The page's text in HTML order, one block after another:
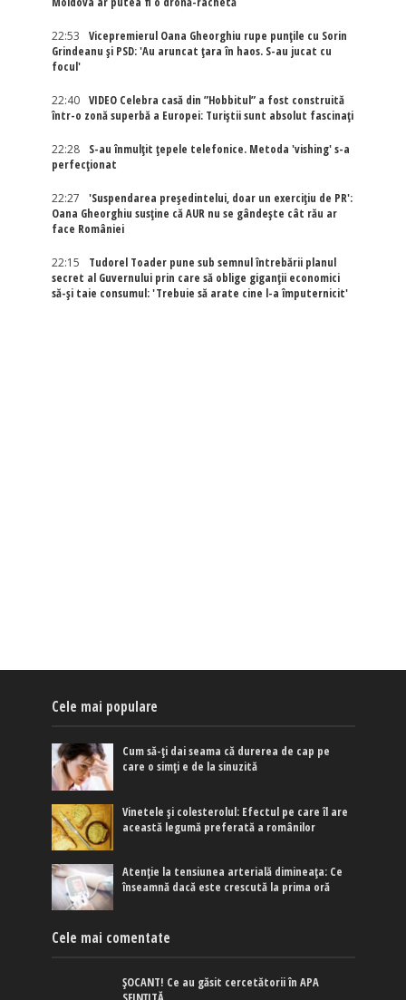
22:53
Vicepremierul Oana Gheorghiu rupe punțile cu Sorin
Grindeanu și PSD: 'Au aruncat țara în haos. S-au jucat cu
focul'
22:40
VIDEO Celebra casă din ”Hobbitul” a fost construită
într-o zonă superbă a Europei: Turiștii sunt absolut fascinați
22:28
S-au înmulțit țepele telefonice. Metoda 'vishing' s-a
perfecționat
22:27
'Suspendarea președintelui, doar un exercițiu de PR':
Oana Gheorghiu susține că AUR nu se gândește cât rău ar
face României
22:15
Tudorel Toader pune sub semnul întrebării planul
secret al Guvernului prin care să oblige giganții economici
să-și taie consumul: 'Trebuie să arate cine l-a împuternicit'
Cele mai populare
Cum să-ți dai seama că durerea de cap pe
care o simți e de la sinuzită
Vinetele și colesterolul: Efectul pe care îl are
această legumă preferată a românilor
Atenție la tensiunea arterială dimineața: Ce
înseamnă dacă este crescută la prima oră
Cele mai comentate
ȘOCANT! Ce au găsit cercetătorii în APA